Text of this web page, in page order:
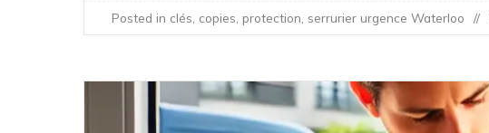
Posted in clés copies protection serrurier urgence Waterloo